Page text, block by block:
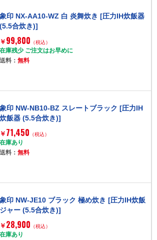
象印 NX-AA10-WZ 白 炎舞炊き [圧力IH炊飯器
(5.5合炊き)]
￥ 99,800 （税込）
在庫残少 ご注文はお早めに
送料：無料
象印 NW-NB10-BZ スレートブラック [圧力IH
炊飯器 (5.5合炊き)]
￥ 71,450 （税込）
在庫あり
送料：無料
象印 NW-JE10 ブラック 極め炊き [圧力IH炊飯
ジャー (5.5合炊き)]
￥ 28,900 （税込）
在庫あり